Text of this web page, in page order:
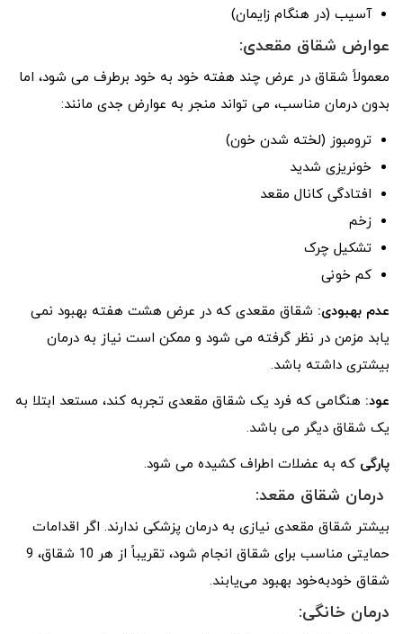
آسیب (در هنگام زایمان)
عوارض شقاق مقعدی:
معمولاً شقاق در عرض چند هفته خود به خود برطرف می شود، اما
بدون درمان مناسب، می تواند منجر به عوارض جدی مانند:
ترومبوز (لخته شدن خون)
خونریزی شدید
افتادگی کانال مقعد
زخم
تشکیل چرک
کم خونی
عدم بهبودی: شقاق مقعدی که در عرض هشت هفته بهبود نمی
یابد مزمن در نظر گرفته می شود و ممکن است نیاز به درمان
بیشتری داشته باشد.
عود: هنگامی که فرد یک شقاق مقعدی تجربه کند، مستعد ابتلا به
یک شقاق دیگر می باشد.
پارگی که به عضلات اطراف کشیده می شود.
درمان شقاق مقعد:
بیشتر شقاق مقعدی نیازی به درمان پزشکی ندارند. اگر اقدامات
حمایتی مناسب برای شقاق انجام شود، تقریباً از هر 10 شقاق، 9
شقاق خودبه‌خود بهبود می‌یابند.
درمان خانگی: